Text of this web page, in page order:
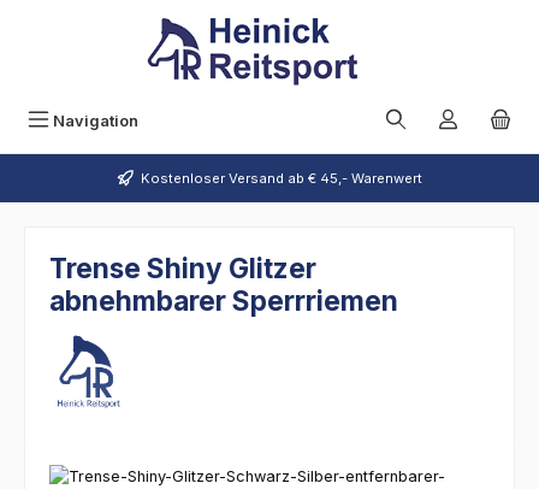
Zum Hauptinhalt springen
Navigation
Kostenloser Versand ab € 45,- Warenwert
Trense Shiny Glitzer
abnehmbarer Sperrriemen
Bildergalerie überspringen